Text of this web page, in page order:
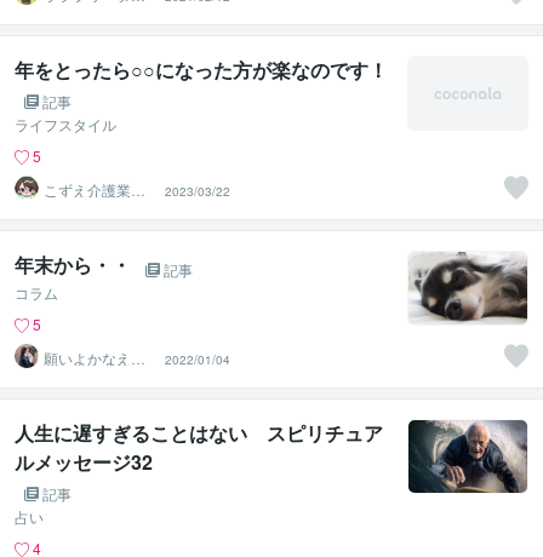
セッション
年をとったら○○になった方が楽なのです！
記事
ライフスタイル
5
こずえ介護業界1
8年＆現役ケアマ
ネ
2023/03/22
年末から・・
記事
コラム
5
願いよかなえ～
ゆりか～
2022/01/04
人生に遅すぎることはない スピリチュア
ルメッセージ32
記事
占い
4